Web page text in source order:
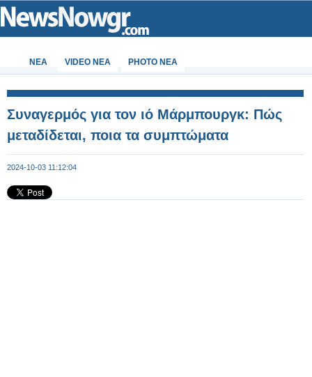
ΝΕΑ VIDEO NEA PHOTO NEA
Συναγερμός για τον ιό Μάρμπουργκ: Πώς
μεταδίδεται, ποια τα συμπτώματα
2024-10-03 11:12:04